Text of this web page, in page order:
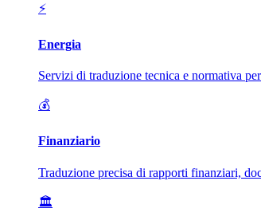
⚡
Energia
Servizi di traduzione tecnica e normativa
💰
Finanziario
Traduzione precisa di rapporti finanziari,
🏛️